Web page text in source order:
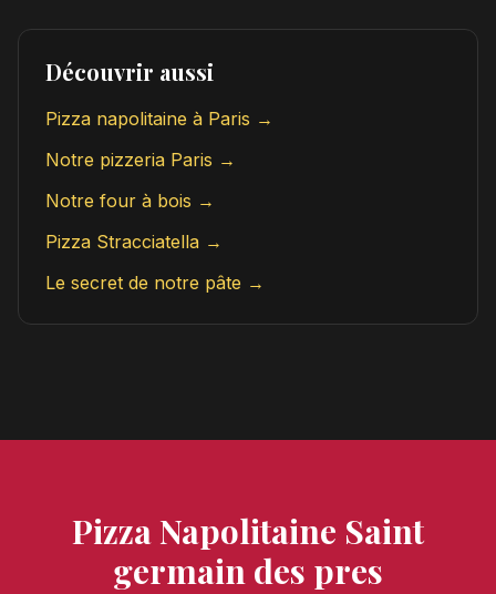
Découvrir aussi
Pizza napolitaine à Paris →
Notre pizzeria Paris →
Notre four à bois →
Pizza Stracciatella →
Le secret de notre pâte →
Pizza Napolitaine Saint
germain des pres